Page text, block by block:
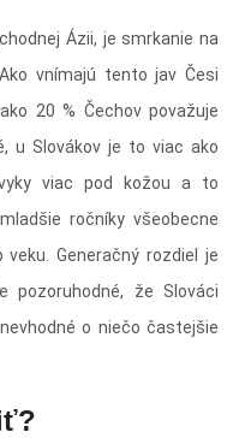
Ázii, je smrkanie na
vnímajú tento jav Česi
20 % Čechov považuje
u Slovákov je to viac ako
viac pod kožou a to
ročníky všeobecne
Generačný rozdiel je
pozoruhodné, že Slováci
o niečo častejšie